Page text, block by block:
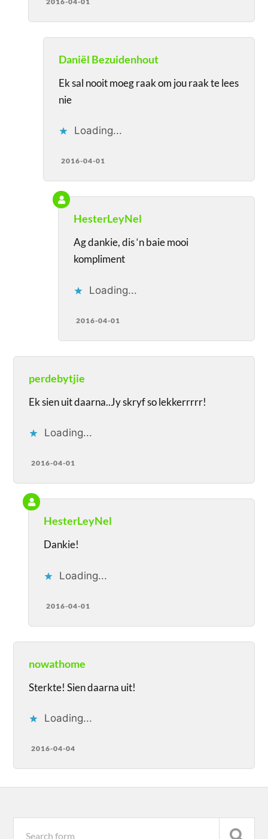
Daniël Bezuidenhout
Ek sal nooit moeg raak om jou raak te lees
nie
Loading...
2016-04-01
HesterLeyNel
Ag dankie, dis ‘n baie mooi
kompliment
Loading...
2016-04-01
perdebytjie
Ek sien uit daarna..Jy skryf so lekkerrrrr!
Loading...
2016-04-01
HesterLeyNel
Dankie!
Loading...
2016-04-01
nowathome
Sterkte! Sien daarna uit!
Loading...
2016-04-04